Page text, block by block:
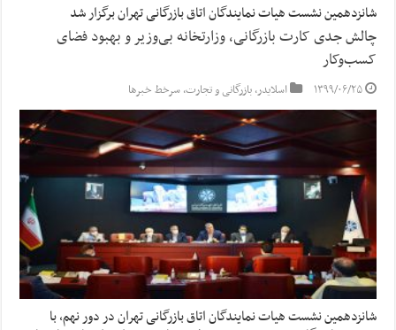
شانزدهمین نشست هیات نمایندگان اتاق بازرگانی تهران برگزار شد
چالش جدی کارت بازرگانی، وزارتخانه بی‌وزیر و بهبود فضای
کسب‌وکار
۱۳۹۹/۰۶/۲۵ اسلایدر,بازرگانی و تجارت,سرخط خبرها
شانزدهمین نشست هیات نمایندگان اتاق بازرگانی تهران در دور نهم، با